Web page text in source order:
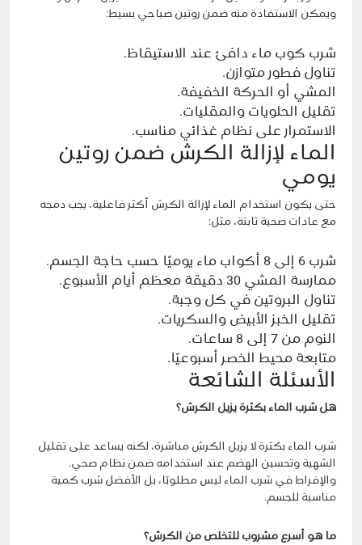
ويمكن الاستفادة منه ضمن روتين صباحي بسيط:
شرب كوب ماء دافئ عند الاستيقاظ.
تناول فطور متوازن.
المشي أو الحركة الخفيفة.
تقليل الحلويات والمقليات.
الاستمرار على نظام غذائي مناسب.
الماء لإزالة الكرش ضمن روتين
يومي
حتى يكون استخدام الماء لإزالة الكرش أكثر فاعلية، يجب دمجه
مع عادات صحية ثابتة، مثل:
شرب 6 إلى 8 أكواب ماء يوميًا حسب حاجة الجسم.
ممارسة المشي 30 دقيقة معظم أيام الأسبوع.
تناول البروتين في كل وجبة.
تقليل الخبز الأبيض والسكريات.
النوم من 7 إلى 8 ساعات.
متابعة محيط الخصر أسبوعيًا.
الأسئلة الشائعة
هل شرب الماء بكثرة يزيل الكرش؟
شرب الماء بكثرة لا يزيل الكرش مباشرة، لكنه يساعد على تقليل
الشهية وتحسين الهضم عند استخدامه ضمن نظام صحي.
والإفراط في شرب الماء ليس مطلوبًا، بل الأفضل شرب كمية
مناسبة للجسم.
ما هو أسرع مشروب للتخلص من الكرش؟